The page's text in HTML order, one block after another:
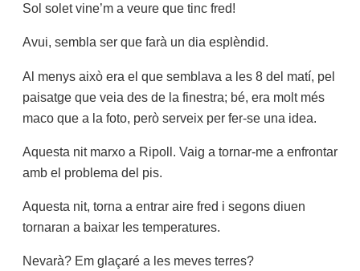
Sol solet vine’m a veure que tinc fred!
Avui, sembla ser que farà un dia esplèndid.
Al menys això era el que semblava a les 8 del matí, pel
paisatge que veia des de la finestra; bé, era molt més
maco que a la foto, però serveix per fer-se una idea.
Aquesta nit marxo a Ripoll. Vaig a tornar-me a enfrontar
amb el problema del pis.
Aquesta nit, torna a entrar aire fred i segons diuen
tornaran a baixar les temperatures.
Nevarà? Em glaçaré a les meves terres?